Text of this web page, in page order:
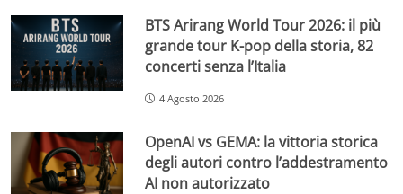
BTS Arirang World Tour 2026: il più
grande tour K-pop della storia, 82
concerti senza l’Italia
4 Agosto 2026
OpenAI vs GEMA: la vittoria storica
degli autori contro l’addestramento
AI non autorizzato